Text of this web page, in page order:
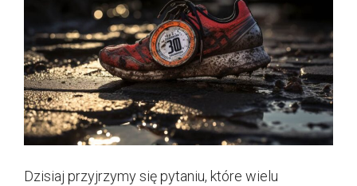
Dzisiaj przyjrzymy się pytaniu, które wielu